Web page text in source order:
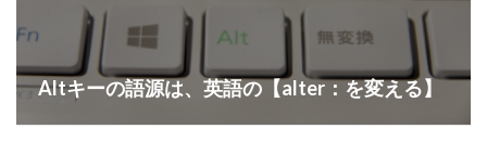
Altキーの語源は、英語の【alter：を変える】